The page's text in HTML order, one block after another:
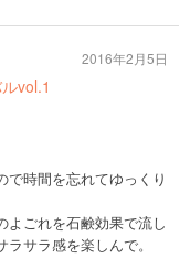
vol.1
時間を忘れてゆっくり
よごれを石鹸効果で流し
サラ感を楽しんで。
2016年2月5日